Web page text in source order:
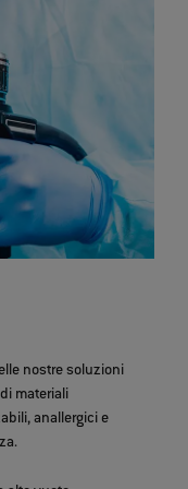
nostre soluzioni
materiali
anallergici e